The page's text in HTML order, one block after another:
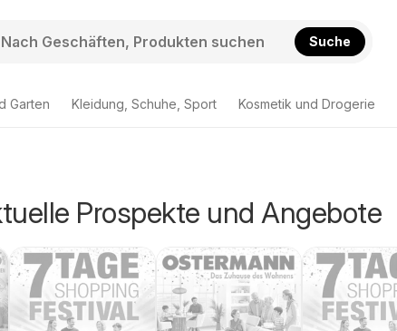
Suche
Garten Kleidung, Schuhe, Sport Kosmetik und Drogerie
Prospekte und Angebote